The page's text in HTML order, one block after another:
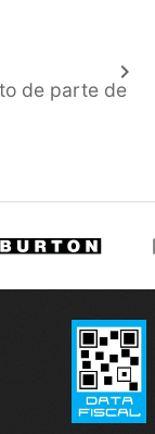
de parte de
keyboard_arrow_right